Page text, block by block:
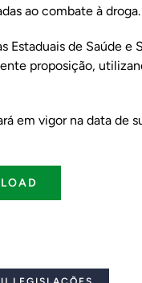
ao combate à droga.
Estaduais de Saúde
proposição,
em vigor na data de